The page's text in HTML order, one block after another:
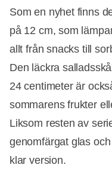
Som en nyhet finns
på 12 cm, som
allt från snacks till
Den läckra
24 centimeter är
sommarens frukter
Liksom resten av
genomfärgat glas
klar version.